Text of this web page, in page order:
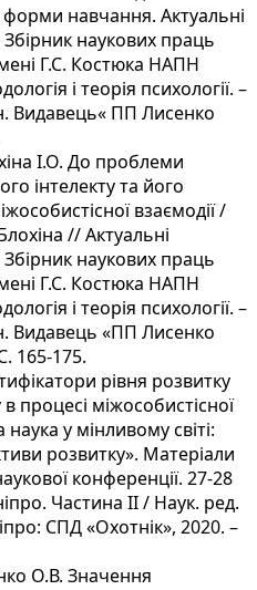
форми навчання. Актуальні
наукових праць
Г.С. Костюка НАПН
і теорія психології. –
Видавець« ПП Лисенко
І.О. До проблеми
інтелекту та його
взаємодії /
// Актуальні
наукових праць
Г.С. Костюка НАПН
і теорія психології. –
Видавець «ПП Лисенко
165-175.
рівня розвитку
процесі міжособистісної
наука у мінливому світі:
розвитку». Матеріали
конференції. 27-28
Частина ІІ / Наук. ред.
СПД «Охотнік», 2020. –
О.В. Значення